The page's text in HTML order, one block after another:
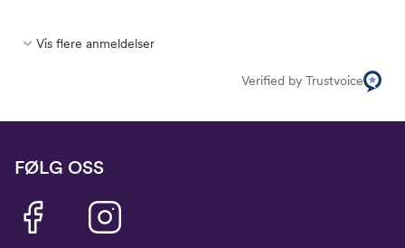
Vis flere anmeldelser
Verified by Trustvoice
FØLG OSS